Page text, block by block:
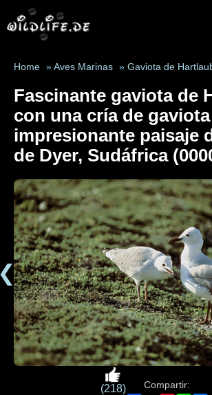
Home » Aves Marinas » Gaviota de
Fascinante gaviota de
con una cría de gaviota
impresionante paisaje
de Dyer, Sudáfrica
(218) Compartir: